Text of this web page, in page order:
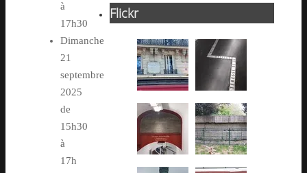
à
17h30
Dimanche
21
septembre
2025
de
15h30
à
17h
Flickr